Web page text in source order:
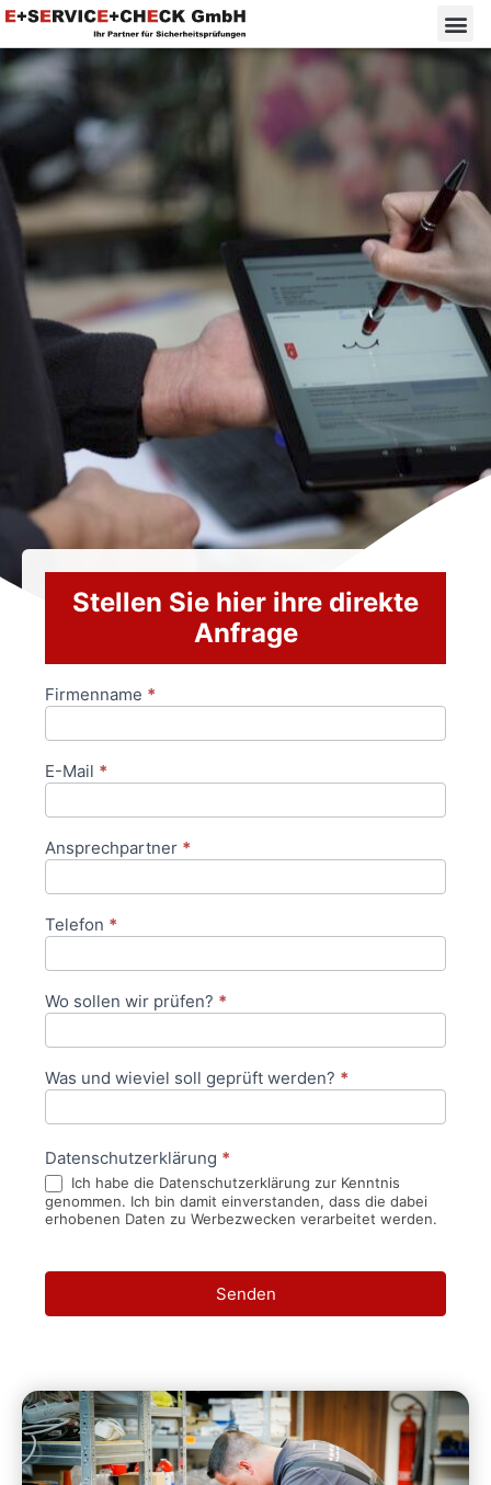
Stellen Sie hier ihre direkte
Anfrage
Anfrageformular
Firmenname *
E-Mail *
Ansprechpartner *
Telefon *
Wo sollen wir prüfen? *
Was und wieviel soll geprüft werden? *
Datenschutzerklärung *
Ich habe die Datenschutzerklärung zur Kenntnis
genommen. Ich bin damit einverstanden, dass die dabei
erhobenen Daten zu Werbezwecken verarbeitet werden.
Senden